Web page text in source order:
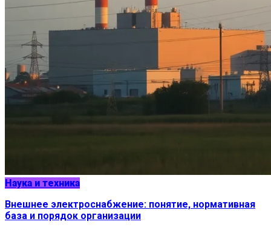
Наука и техника
Внешнее электроснабжение: понятие, нормативная
база и порядок организации